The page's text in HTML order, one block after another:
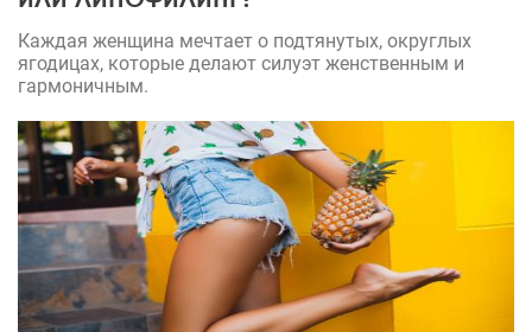
Каждая женщина мечтает о подтянутых, округлых
ягодицах, которые делают силуэт женственным и
гармоничным.